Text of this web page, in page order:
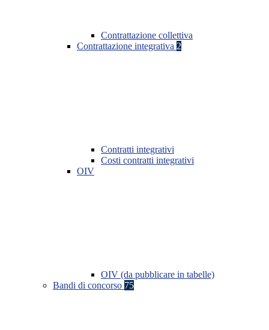
Contrattazione collettiva
Contrattazione integrativa 2
Contratti integrativi
Costi contratti integrativi
OIV
OIV (da pubblicare in tabelle)
Bandi di concorso 75